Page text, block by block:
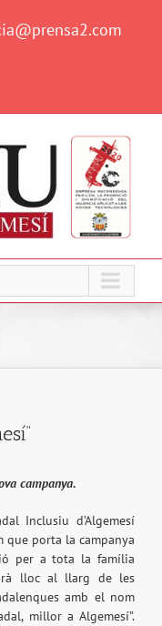
campanya.
Inclusiu d’Algemesí
que porta la campanya
per a tota la família
lloc al llarg de les
amb el nom
millor a Algemesí”.